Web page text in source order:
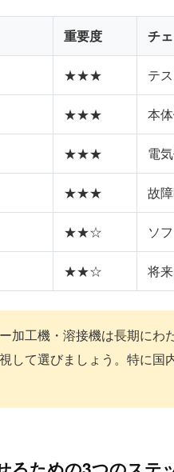
重要度 チ
★★★ テ
★★★ 本
★★★ 電
★★★ 故
★★☆ ソ
★★☆ 将
加工機・溶接機は長期にわ
して選びましょう。特に国